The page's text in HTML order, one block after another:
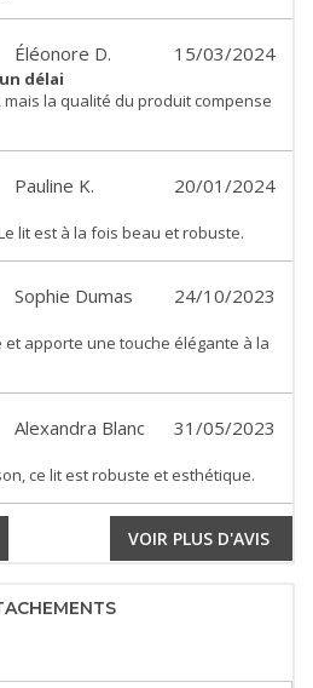
15/03/2024
Éléonore D.
délai
la qualité du produit compense
20/01/2024
Pauline K.
lit est à la fois beau et robuste.
24/10/2023
Sophie Dumas
apporte une touche élégante à la
31/05/2023
Alexandra Blanc
ce lit est robuste et esthétique.
VOIR PLUS D'AVIS